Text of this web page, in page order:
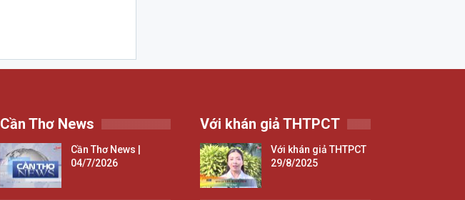
Cần Thơ News
Cần Thơ News |
04/7/2026
Với khán giả THTPCT
Với khán giả THTPCT
29/8/2025